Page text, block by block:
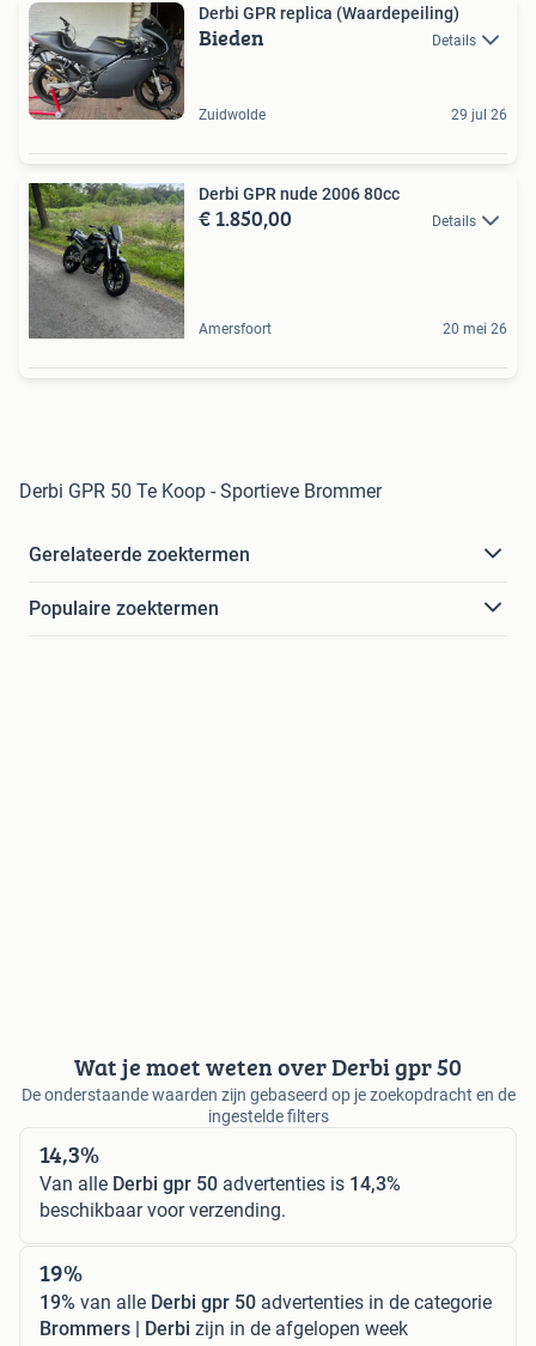
Derbi GPR replica (Waardepeiling)
Bieden Details
Zuidwolde 29 jul 26
Derbi GPR nude 2006 80cc
€ 1.850,00 Details
Amersfoort 20 mei 26
Derbi GPR 50 Te Koop - Sportieve Brommer
Gerelateerde zoektermen
Populaire zoektermen
Wat je moet weten over Derbi gpr 50
De onderstaande waarden zijn gebaseerd op je zoekopdracht en de
ingestelde filters
14,3%
Van alle Derbi gpr 50 advertenties is 14,3%
beschikbaar voor verzending.
19%
19% van alle Derbi gpr 50 advertenties in de categorie
Brommers | Derbi zijn in de afgelopen week